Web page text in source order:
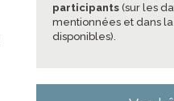
participants (sur les
mentionnées et dans
disponibles).